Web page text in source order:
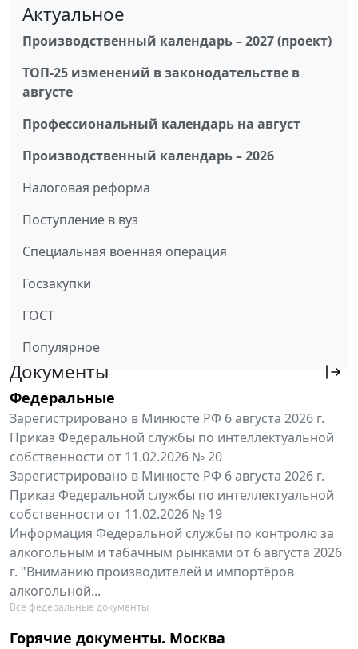
Актуальное
Производственный календарь – 2027 (проект)
ТОП-25 изменений в законодательстве в
августе
Профессиональный календарь на август
Производственный календарь – 2026
Налоговая реформа
Поступление в вуз
Специальная военная операция
Госзакупки
ГОСТ
Популярное
Документы
Федеральные
Зарегистрировано в Минюсте РФ 6 августа 2026 г.
Приказ Федеральной службы по интеллектуальной
собственности от 11.02.2026 № 20
Зарегистрировано в Минюсте РФ 6 августа 2026 г.
Приказ Федеральной службы по интеллектуальной
собственности от 11.02.2026 № 19
Информация Федеральной службы по контролю за
алкогольным и табачным рынками от 6 августа 2026
г. "Вниманию производителей и импортёров
алкогольной...
Все федеральные документы
Горячие документы. Москва